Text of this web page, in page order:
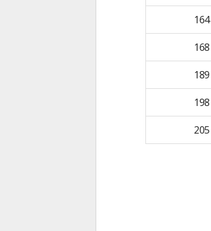
164
168
189
198
205